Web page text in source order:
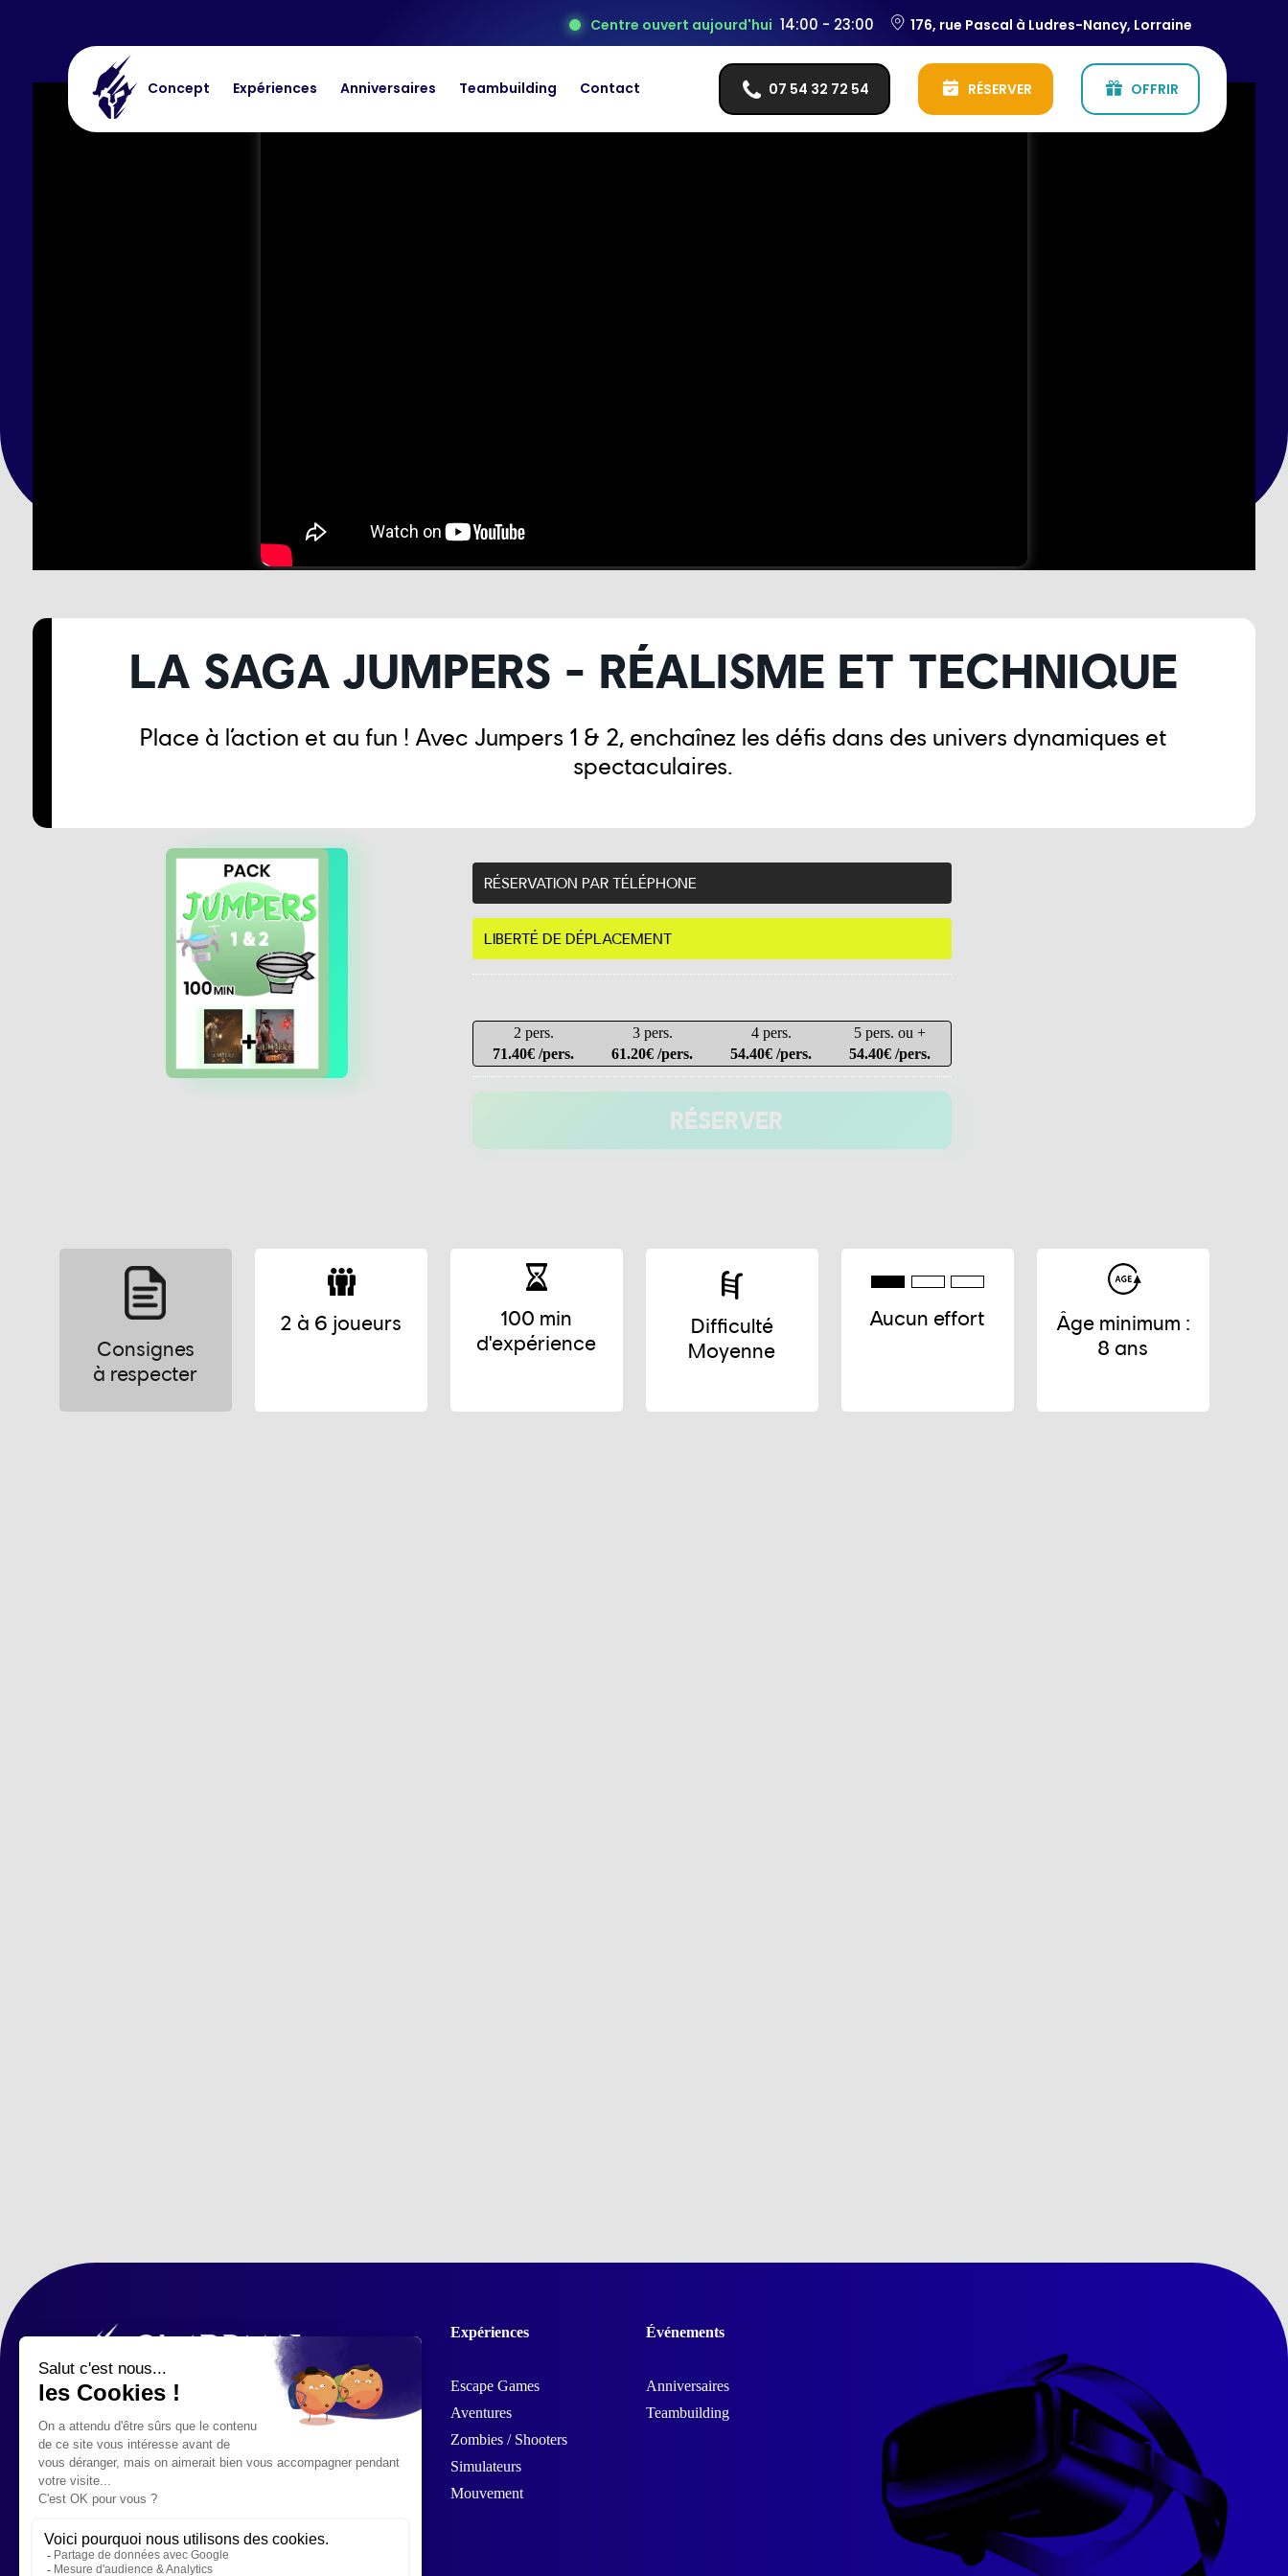
Centre ouvert aujourd'hui 14:00 - 23:00 176, rue Pascal à Ludres-Nancy, Lorraine
Concept Expériences Anniversaires Teambuilding Contact 07 54 32 72 54 RÉSERVER OFFRIR
LA SAGA JUMPERS - RÉALISME ET TECHNIQUE
Place à l’action et au fun ! Avec Jumpers 1 & 2, enchaînez les défis dans des univers dynamiques et
spectaculaires.
RÉSERVATION PAR TÉLÉPHONE
LIBERTÉ DE DÉPLACEMENT
2 pers. 3 pers. 4 pers.
5 pers. ou +
71.40€ /pers.
61.20€ /pers. 54.40€ /pers. 54.40€ /pers.
RÉSERVER
Consignes
à respecter
2 à 6 joueurs
100 min
d'expérience
Difficulté
Moyenne
Aucun effort
Âge minimum :
8 ans
176, RUE PASCAL À LUDRES -
NANCY
nouveautés & actus !
Expériences
Escape Games
Aventures
Zombies / Shooters
Simulateurs
Mouvement
Événements
Anniversaires
Teambuilding